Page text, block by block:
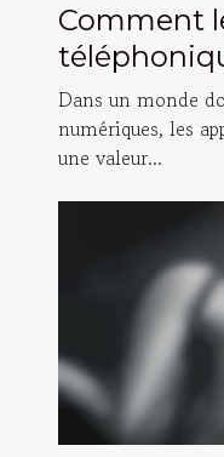
Comment
les
Dans un monde
numériques, les
une valeur...